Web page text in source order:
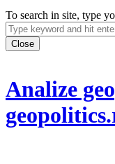
To search in site, type
Close
Analize